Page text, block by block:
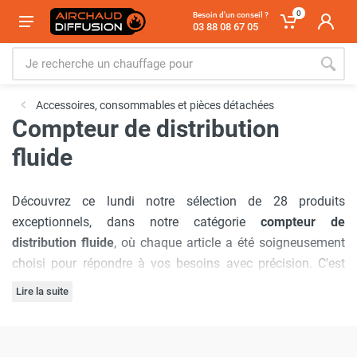
Besoin d'un conseil ?
03 88 08 67 05
0
Accessoires, consommables et pièces détachées
Compteur de distribution
fluide
Découvrez ce lundi notre sélection de 28 produits
exceptionnels, dans notre catégorie compteur de
distribution fluide, où chaque article a été soigneusement
choisi pour répondre à vos besoins avec précision. C'est
pour cela que nous avons sélectionné la marque
Lire la suite